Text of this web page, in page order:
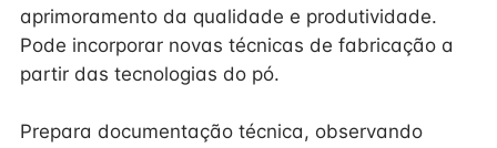
aprimoramento da qualidade e produtividade.
Pode incorporar novas técnicas de fabricação a
partir das tecnologias do pó.
Prepara documentação técnica, observando